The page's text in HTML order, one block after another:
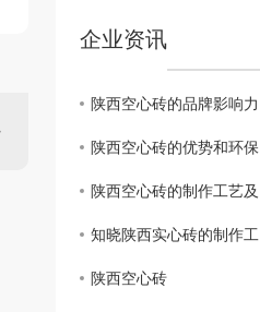
企业资讯
陕西空心砖